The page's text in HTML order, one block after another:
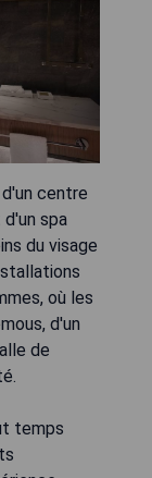
centre
spa
du visage
où les
d'un
de
temps